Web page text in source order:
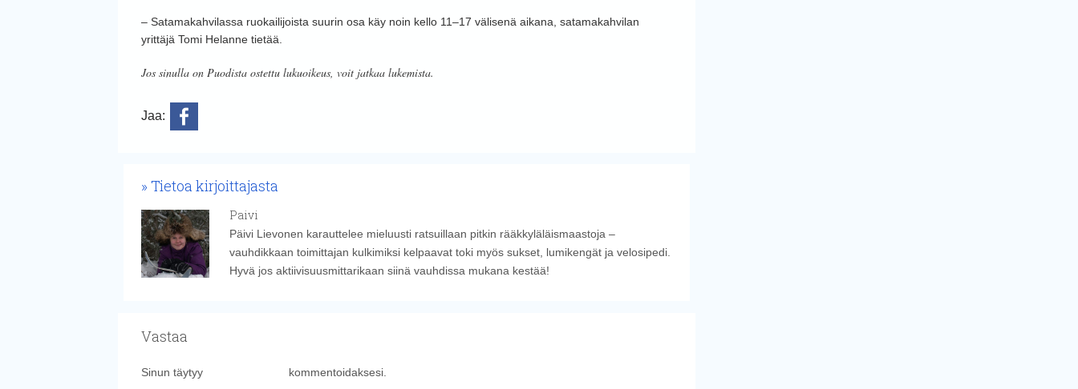
– Satamakahvilassa ruokailijoista suurin osa käy noin kello 11–17 välisenä aikana, satamakahvilan
yrittäjä Tomi Helanne tietää.
Jos sinulla on Puodista ostettu lukuoikeus, voit jatkaa lukemista.
Jaa:
Tietoa kirjoittajasta
Paivi
Päivi Lievonen karauttelee mieluusti ratsuillaan pitkin rääkkyläläismaastoja –
vauhdikkaan toimittajan kulkimiksi kelpaavat toki myös sukset, lumikengät ja velosipedi.
Hyvä jos aktiivisuusmittarikaan siinä vauhdissa mukana kestää!
Vastaa
Sinun täytyy kommentoidaksesi.